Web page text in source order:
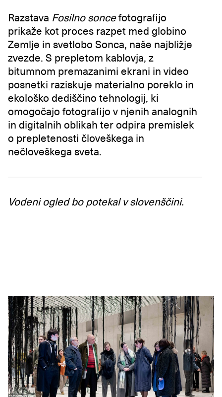
Razstava Fosilno soncefotografijo
prikaže kot proces razpet med globino
Zemlje in svetlobo Sonca, naše najbližje
zvezde. S prepletom kablovja, z
bitumnom premazanimi ekrani in video
posnetki raziskuje materialno poreklo in
ekološko dediščino tehnologij, ki
omogočajo fotografijo v njenih analognih
in digitalnih oblikah ter odpira premislek
o prepletenosti človeškega in
nečloveškega sveta.
Vodeni ogled bo potekal v slovenščini.